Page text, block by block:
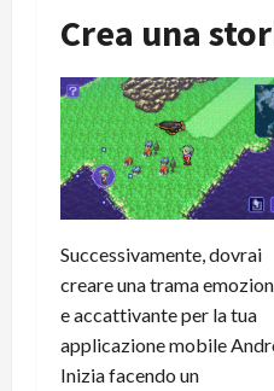
Crea una
Successivamente, dovrai
creare una trama
e accattivante per la tua
applicazione mobile
Inizia facendo un